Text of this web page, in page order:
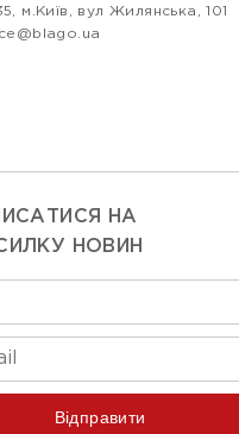
м.Київ, вул Жилянська, 101
НА
НОВИН
Відправити